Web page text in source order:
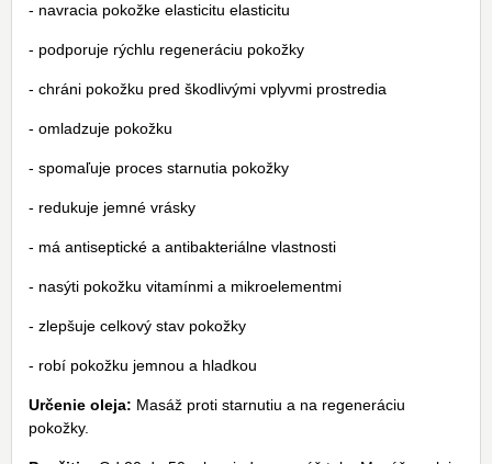
- navracia pokožke elasticitu elasticitu
- podporuje rýchlu regeneráciu pokožky
- chráni pokožku pred škodlivými vplyvmi prostredia
- omladzuje pokožku
- spomaľuje proces starnutia pokožky
- redukuje jemné vrásky
- má antiseptické a antibakteriálne vlastnosti
- nasýti pokožku vitamínmi a mikroelementmi
- zlepšuje celkový stav pokožky
- robí pokožku jemnou a hladkou
Určenie oleja: Masáž proti starnutiu a na regeneráciu
pokožky.